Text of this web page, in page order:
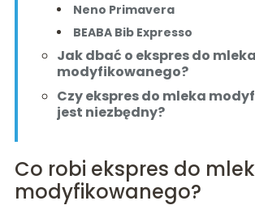
Neno Primavera
BEABA Bib Expresso
Jak dbać o ekspres do mleka
modyfikowanego?
Czy ekspres do mleka
jest niezbędny?
Co robi ekspres do
modyfikowanego?